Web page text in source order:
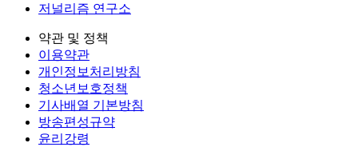
저널리즘 연구소
약관 및 정책
이용약관
개인정보처리방침
청소년보호정책
기사배열 기본방침
방송편성규약
윤리강령